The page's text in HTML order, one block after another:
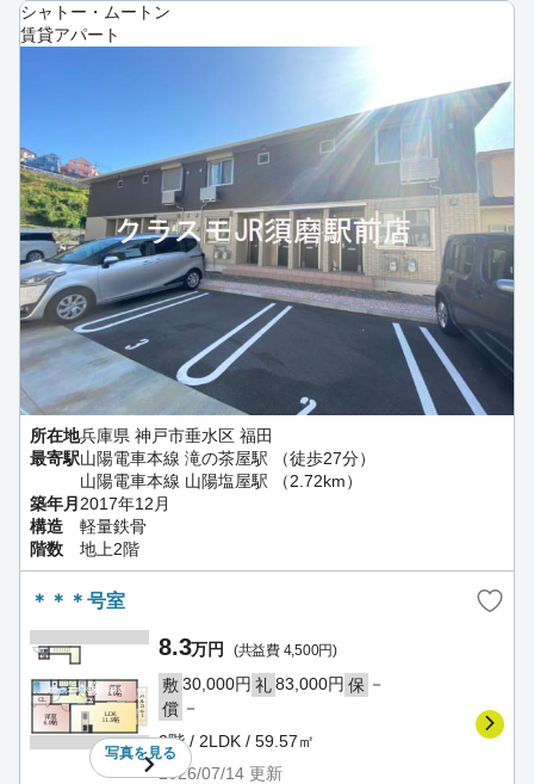
シャトー・ムートン
賃貸アパート
所在地兵庫県 神戸市垂水区 福田
最寄駅山陽電車本線 滝の茶屋駅 （徒歩27分）
山陽電車本線 山陽塩屋駅 （2.72km）
築年月 2017年12月
構造
軽量鉄骨
階数
地上2階
＊＊＊号室
写真を見る
8.3万円 (共益費 4,500円)
敷30,000円 礼83,000円 保 －
償 －
2階 / 2LDK / 59.57㎡
2026/07/14 更新